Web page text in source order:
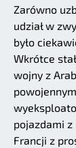
Zarówno
udział w
było
Wkrótce
wojny z
pojazdami
Francji z